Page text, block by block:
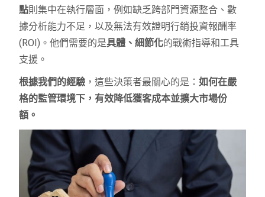
點則集中在執行層面，例如缺乏跨部門資源整合、數
據分析能力不足，以及無法有效證明行銷投資報酬率
(ROI)。他們需要的是具體、細節化的戰術指導和工具
支援。
根據我們的經驗 ，這些決策者最關心的是：如何在嚴
格的監管環境下，有效降低獲客成本並擴大市場份
額。